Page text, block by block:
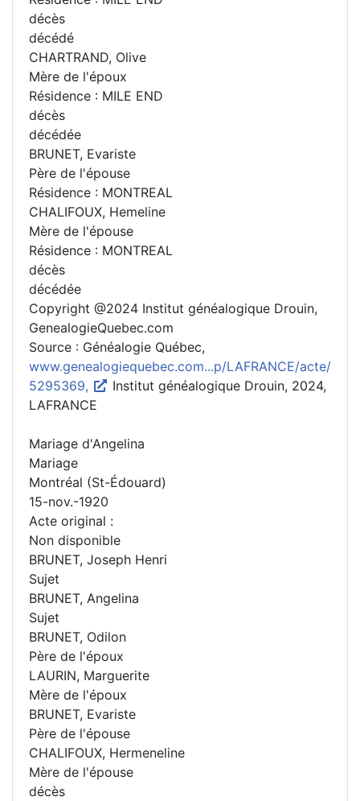
décès
décédé
CHARTRAND, Olive
Mère de l'époux
Résidence : MILE END
décès
décédée
BRUNET, Evariste
Père de l'épouse
Résidence : MONTREAL
CHALIFOUX, Hemeline
Mère de l'épouse
Résidence : MONTREAL
décès
décédée
Copyright @2024 Institut généalogique Drouin,
GenealogieQuebec.com
Source : Généalogie Québec,
www.genealogiequebec.com...p/LAFRANCE/acte/
5295369,
Institut généalogique Drouin, 2024,
LAFRANCE
Mariage d'Angelina
Mariage
Montréal (St-Édouard)
15-nov.-1920
Acte original :
Non disponible
BRUNET, Joseph Henri
Sujet
BRUNET, Angelina
Sujet
BRUNET, Odilon
Père de l'époux
LAURIN, Marguerite
Mère de l'époux
BRUNET, Evariste
Père de l'épouse
CHALIFOUX, Hermeneline
Mère de l'épouse
décès